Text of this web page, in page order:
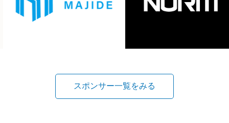
スポンサー一覧をみる